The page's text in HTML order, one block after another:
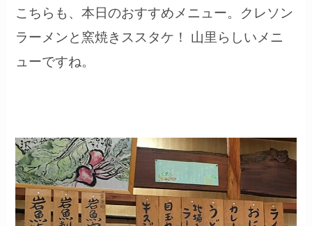
こちらも、本日のおすすめメニュー。クレソン
ラーメンと窯焼きススタケ！ 山里らしいメニ
ューですね。